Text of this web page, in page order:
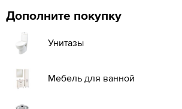
Дополните покупку
Унитазы
Мебель для ванной